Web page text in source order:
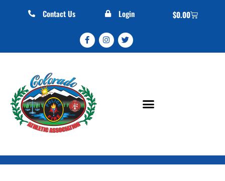
Contact Us Login $0.00